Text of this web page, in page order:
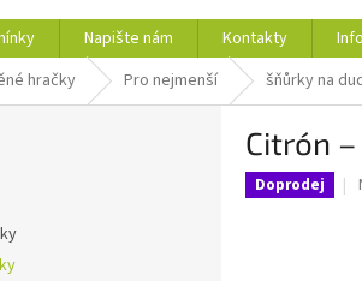
Napište nám Kontakty
hračky Pro nejmenší šňůrky na
Citrón
Doprodej